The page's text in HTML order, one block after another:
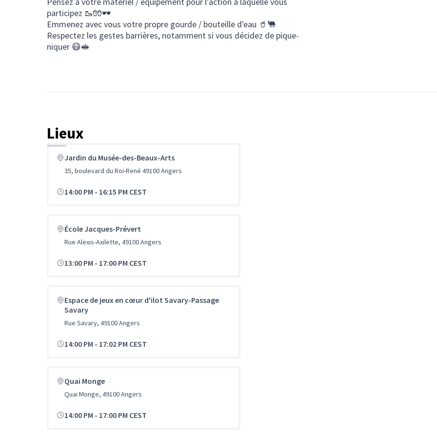
participez 🥾🧤🕶
Emmenez avec vous votre propre gourde / bouteille d'eau 🥤🐫
Respectez les gestes barrières, notamment si vous décidez de pique-
niquer 😷🥪
Lieux
Jardin du Musée-des-Beaux-Arts
35, boulevard du Roi-René 49100 Angers
14:00 PM - 16:15 PM CEST
École Jacques-Prévert
Rue Alexis-Axilette, 49100 Angers
13:00 PM - 17:00 PM CEST
Espace de jeux en cœur d'ilot Savary-Passage
Savary
Rue Savary, 49100 Angers
14:00 PM - 17:02 PM CEST
Quai Monge
Quai Monge, 49100 Angers
14:00 PM - 17:00 PM CEST